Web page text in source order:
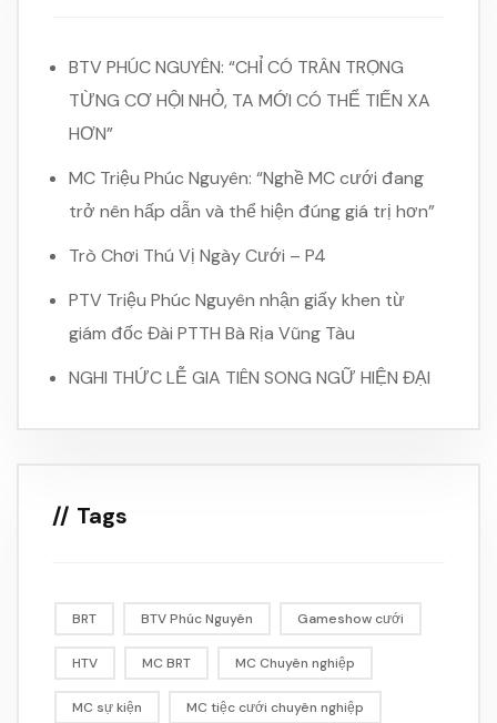
BTV PHÚC NGUYÊN: “CHỈ CÓ TRÂN TRỌNG
TỪNG CƠ HỘI NHỎ, TA MỚI CÓ THỂ TIẾN XA
HƠN”
MC Triệu Phúc Nguyên: “Nghề MC cưới đang
trở nên hấp dẫn và thể hiện đúng giá trị hơn”
Trò Chơi Thú Vị Ngày Cưới – P4
PTV Triệu Phúc Nguyên nhận giấy khen từ
giám đốc Đài PTTH Bà Rịa Vũng Tàu
NGHI THỨC LỄ GIA TIÊN SONG NGỮ HIỆN ĐẠI
Tags
BRT BTV Phúc Nguyên Gameshow cưới
HTV MC BRT MC Chuyên nghiệp
MC sự kiện MC tiệc cưới chuyên nghiệp